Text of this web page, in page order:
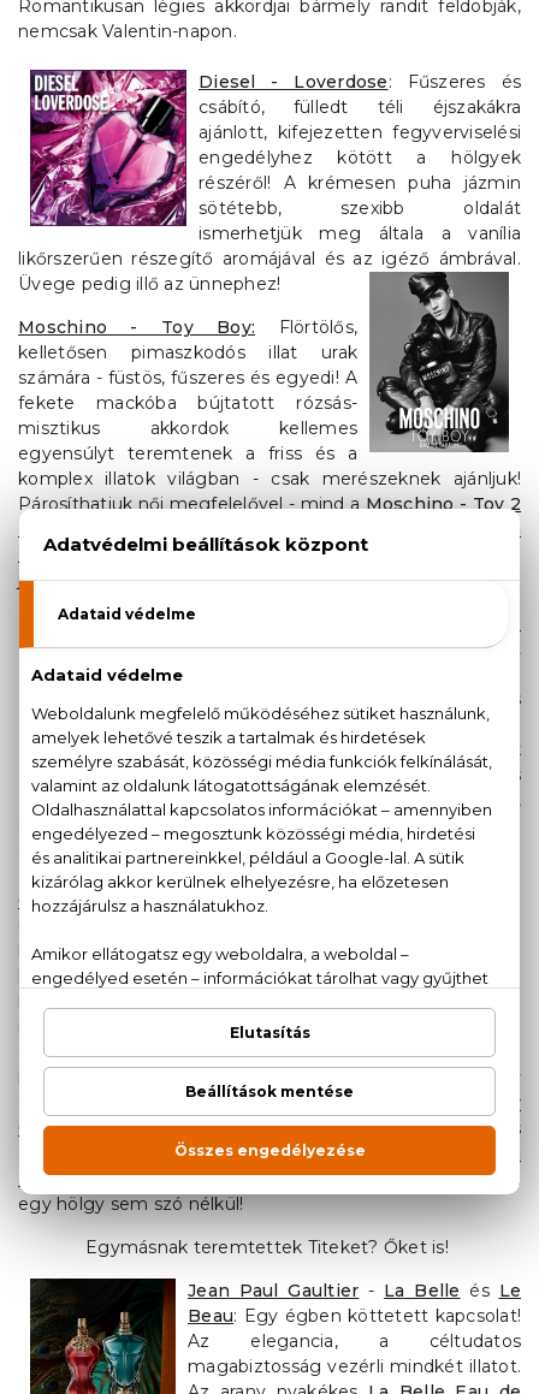
Romantikusan légies akkordjai bármely randit feldobják,
nemcsak Valentin-napon.
Diesel - Loverdose: Fűszeres és
csábító, fülledt téli éjszakákra
ajánlott, kifejezetten fegyverviselési
engedélyhez kötött a hölgyek
részéről! A krémesen puha jázmin
sötétebb, szexibb oldalát
ismerhetjük meg általa a vanília
likőrszerűen részegítő aromájával és az igéző ámbrával.
Üvege pedig illő az ünnephez!
Moschino - Toy Boy: Flörtölős,
kelletősen pimaszkodós illat urak
számára - füstös, fűszeres és egyedi! A
fekete mackóba bújtatott rózsás-
misztikus akkordok kellemes
egyensúlyt teremtenek a friss és a
komplex illatok világban - csak merészeknek ajánljuk!
Párosíthatjuk női megfelelővel - mind aMoschino - Toy 2
Moschino - Toy 2 Bubble Gum
Eau De Toilettemackó lány is lehet a barátnője ennek a
játékos maci fiúnak!
Seduction:Munka után edzés, azt
Legyél változatlanul elbűvölő és
magabiztos, indulás előtt dobd be
a táskába a csábítás mesterének
zsebparfümjét! Szofisztikált, friss
és tiszta érzetű, aromás illat,
sportos és mégis elegáns - a hódítás legkönnyedebb
eszköze.
Givenchy - Gentleman:Egy igazi
kedvesünket ezzel a parfümmel, a
hatás nem marad el: időtlen
nyitányt felüti a körte, amit az írisz
és a bőrös jegyek követnek. Teljes
harmónia és céltudatosság. Bár elsősorban itt a Givenchy
Gentleman Eau de Toilette-re gondoltunk, a
Givenchy
Gentleman Eau De Parfumellenállhatatlansága és
Givenchy Gentleman Eau De Parfum
Boiséekarakteresen stílusos illata mellett sem megy el
egy hölgy sem szó nélkül!
Egymásnak teremtettek Titeket? Őket is!
Jean Paul Gaultier - La Belle és Le
Beau: Egy égben köttetett kapcsolat!
Az elegancia, a céltudatos
magabiztosság vezérli mindkét illatot.